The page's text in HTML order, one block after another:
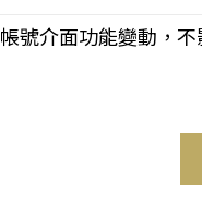
號介面功能變動，不